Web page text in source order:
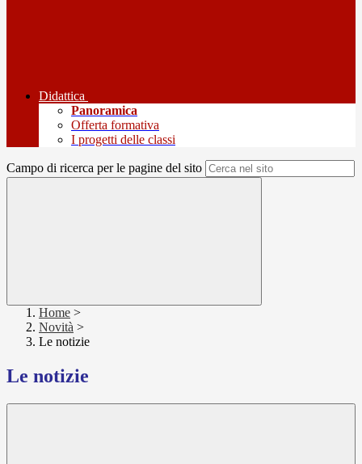
Didattica
Panoramica
Offerta formativa
I progetti delle classi
Campo di ricerca per le pagine del sito
Home >
Novità >
Le notizie
Le notizie